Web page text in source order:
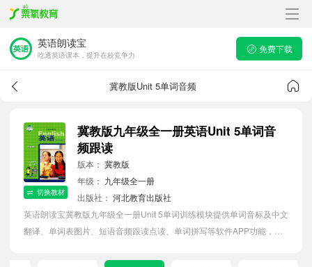
英语朗读宝
吃透英语课本，提升在校竞争力
免费下载
冀教版Unit 5单词音频
切换教材
冀教版九年级全一册英语Unit 5单词音
频跟读
版本： 冀教版
年级： 九年级全一册
出版社： 河北教育出版社
英语朗读宝冀教版九年级全一册Unit 5单词训练模块提供单词音标及中文
翻译、单词表图片、短语音频跟读点读、单词拼写等软件APP功能，帮